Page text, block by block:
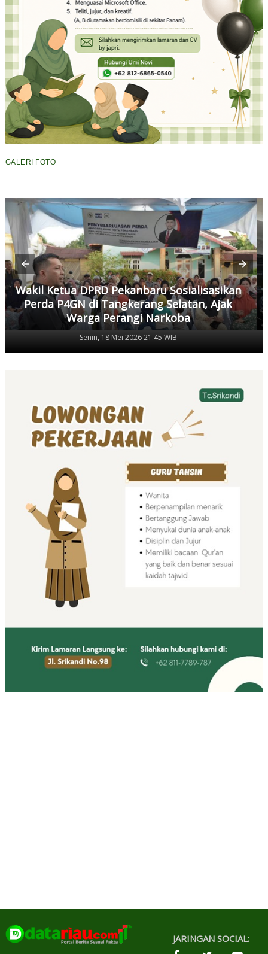
GALERI FOTO
Wakil Ketua DPRD Pekanbaru Sosialisasikan
Perda P4GN di Tangkerang Selatan, Ajak
Warga Perangi Narkoba
Senin, 18 Mei 2026 21:45 WIB
JARINGAN SOCIAL: